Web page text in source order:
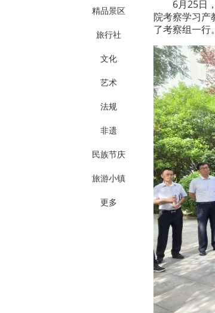
精品景区
旅行社
文化
艺术
法规
非遗
民族节庆
旅游小镇
更多
6月25日
院考察学习产
了考察组一行。